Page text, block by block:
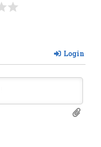
Login